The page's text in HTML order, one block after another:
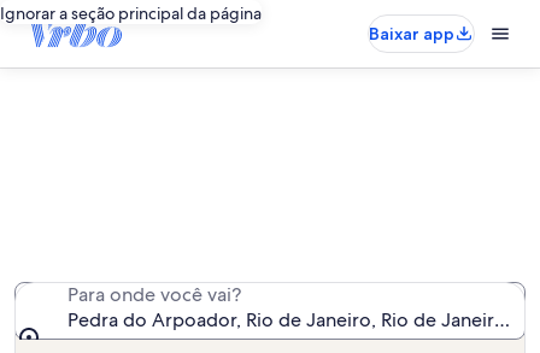
Ignorar a seção principal da página
Baixar app
Para onde você vai?
Pedra do Arpoador, Rio de Janeiro, Rio de Janeiro